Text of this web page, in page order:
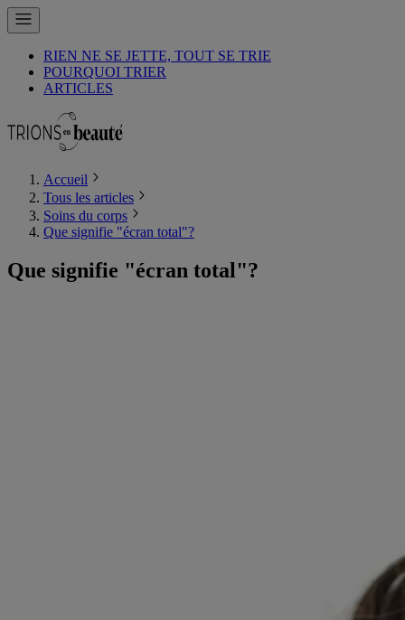
RIEN NE SE JETTE, TOUT SE TRIE
POURQUOI TRIER
ARTICLES
Accueil
Tous les articles
Soins du corps
Que signifie "écran total"?
Que signifie "écran total"?